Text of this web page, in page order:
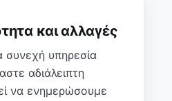
και αλλαγές
συνεχή υπηρεσία
αδιάλειπτη
να ενημερώσουμε